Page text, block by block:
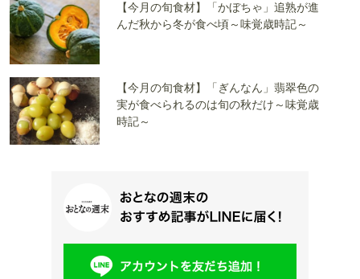
【今月の旬食材】「かぼちゃ」追熟が進
んだ秋から冬が食べ頃～味覚歳時記～
【今月の旬食材】「ぎんなん」翡翠色の
実が食べられるのは旬の秋だけ～味覚歳
時記～